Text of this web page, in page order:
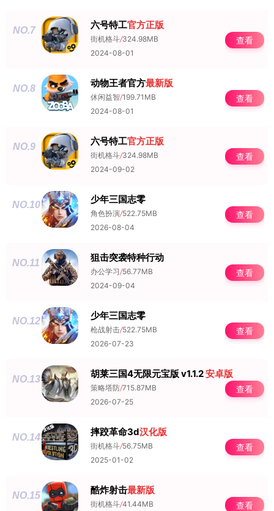
NO.7 六号特工官方正版
街机格斗/324.98MB
2024-08-01
查看
NO.8 动物王者官方最新版
休闲益智/199.71MB
2024-08-01
查看
NO.9 六号特工官方正版
街机格斗/324.98MB
2024-09-02
查看
NO.10 少年三国志零
角色扮演/522.75MB
2026-08-04
查看
NO.11 狙击突袭特种行动
办公学习/56.77MB
2024-09-04
查看
NO.12 少年三国志零
枪战射击/522.75MB
2026-07-23
查看
NO.13 胡莱三国4无限元宝版 v1.1.2安卓版
策略塔防/715.87MB
2026-07-25
查看
NO.14 摔跤革命3d汉化版
街机格斗/56.75MB
2025-01-02
查看
NO.15 酷炸射击最新版
街机格斗/41.44MB
查看